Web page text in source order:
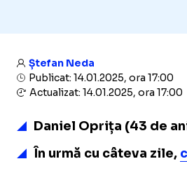
Ștefan Neda
Publicat: 14.01.2025, ora 17:00
Actualizat: 14.01.2025, ora 17:00
Daniel Oprița (43 de
În urmă cu câteva zile,